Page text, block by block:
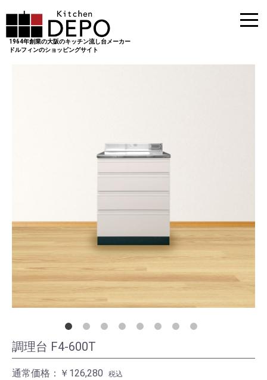
1964年創業の大阪のキッチン流し台メーカー
ドルフィンのショッピングサイト
調理台 F4-600T
通常価格： ￥126,280 税込